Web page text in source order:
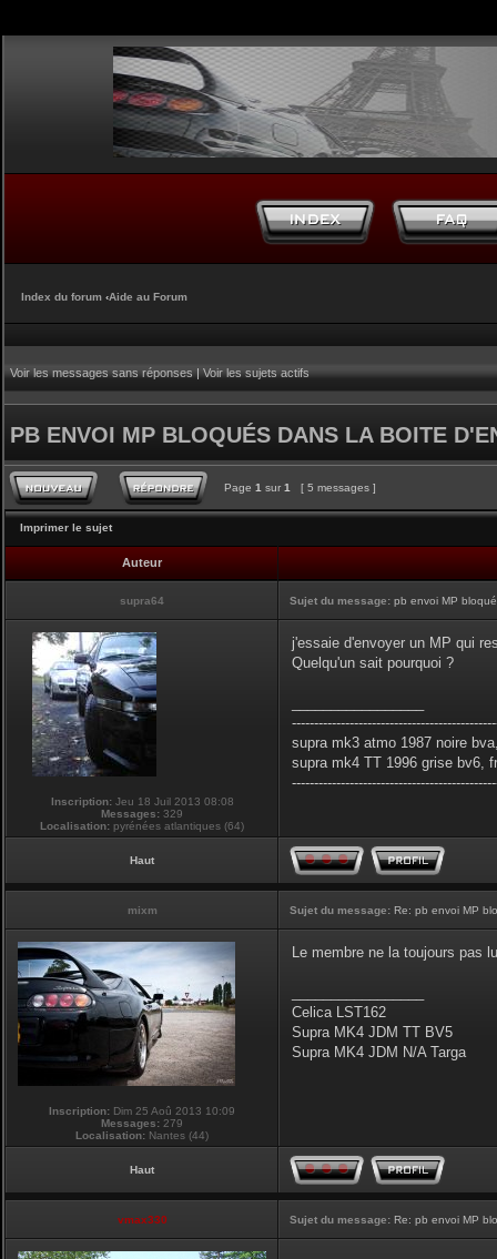
Index du forum ‹Aide au Forum
Voir les messages sans réponses|Voir les sujets actifs
PB ENVOI MP BLOQUÉS DANS LA BOITE
Page 1 sur 1 [ 5 messages ]
Imprimer le sujet
Auteur
supra64 Sujet du message: pb envoi MP
Inscription:Jeu 18 Juil 2013 08:08
Messages: 329
Localisation: pyrénées atlantiques (64)
j'essaie d'envoyer un MP qui
Quelqu'un sait pourquoi ?
supra mk3 atmo 1987 noire
supra mk4 TT 1996 grise bv6,
Haut
mixm Sujet du message: Re: pb envoi MP
Inscription: Dim 25 Aoû 2013 10:09
Messages: 279
Localisation: Nantes (44)
Le membre ne la toujours pas
Celica LST162
Supra MK4 JDM TT BV5
Supra MK4 JDM N/A Targa
Haut
vmax330 Sujet du message: Re: pb envoi MP